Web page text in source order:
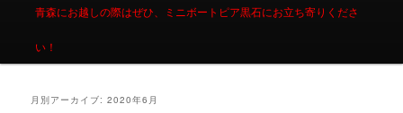
青森にお越しの際はぜひ、ミニボートピア黒石にお立ち寄りくださ
い！
月別アーカイブ:2020年6月